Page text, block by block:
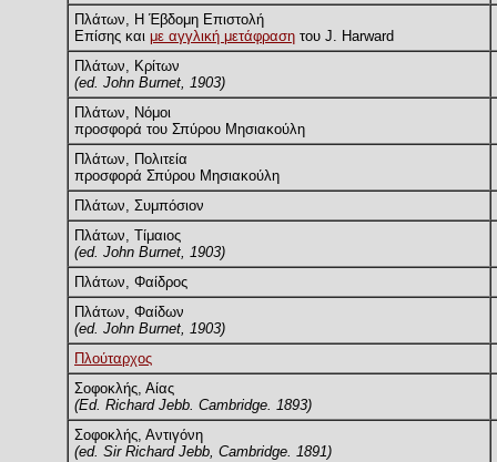
Πλάτων, Η Έβδομη Επιστολή
Επίσης και με αγγλική μετάφραση του J. Harward
Πλάτων, Κρίτων
(ed. John Burnet, 1903)
Πλάτων, Νόμοι
προσφορά του Σπύρου Μησιακούλη
Πλάτων, Πολιτεία
προσφορά Σπύρου Μησιακούλη
Πλάτων, Συμπόσιον
Πλάτων, Τίμαιος
(ed. John Burnet, 1903)
Πλάτων, Φαίδρος
Πλάτων, Φαίδων
(ed. John Burnet, 1903)
Πλούταρχος
Σοφοκλής, Αίας
(Ed. Richard Jebb. Cambridge. 1893)
Σοφοκλής, Αντιγόνη
(ed. Sir Richard Jebb, Cambridge. 1891)